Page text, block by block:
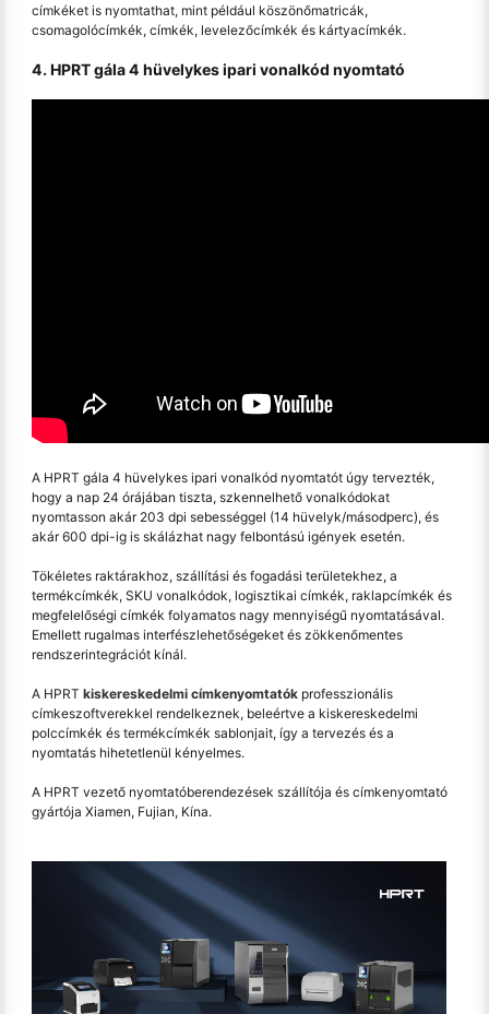
címkéket is nyomtathat, mint például köszönőmatricák,
csomagolócímkék, címkék, levelezőcímkék és kártyacímkék.
4. HPRT gála 4 hüvelykes ipari vonalkód nyomtató
A HPRT gála 4 hüvelykes ipari vonalkód nyomtatót úgy tervezték,
hogy a nap 24 órájában tiszta, szkennelhető vonalkódokat
nyomtasson akár 203 dpi sebességgel (14 hüvelyk/másodperc), és
akár 600 dpi-ig is skálázhat nagy felbontású igények esetén.
Tökéletes raktárakhoz, szállítási és fogadási területekhez, a
termékcímkék, SKU vonalkódok, logisztikai címkék, raklapcímkék és
megfelelőségi címkék folyamatos nagy mennyiségű nyomtatásával.
Emellett rugalmas interfészlehetőségeket és zökkenőmentes
rendszerintegrációt kínál.
A HPRT kiskereskedelmi címkenyomtatók professzionális
címkeszoftverekkel rendelkeznek, beleértve a kiskereskedelmi
polccímkék és termékcímkék sablonjait, így a tervezés és a
nyomtatás hihetetlenül kényelmes.
A HPRT vezető nyomtatóberendezések szállítója és címkenyomtató
gyártója Xiamen, Fujian, Kína.